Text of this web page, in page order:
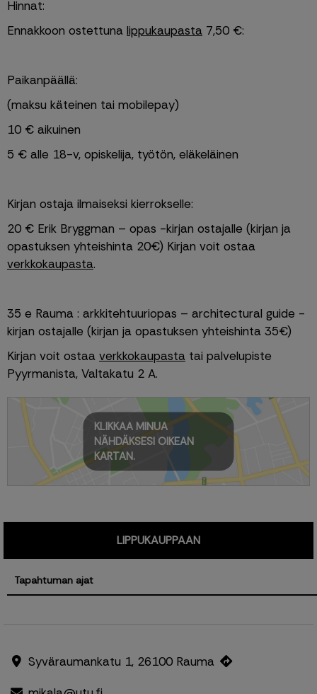
Hinnat:
Ennakkoon ostettuna lippukaupasta 7,50 €:
Paikanpäällä:
(maksu käteinen tai mobilepay)
10 € aikuinen
5 € alle 18-v, opiskelija, työtön, eläkeläinen
Kirjan ostaja ilmaiseksi kierrokselle:
20 € Erik Bryggman – opas -kirjan ostajalle (kirjan ja
verkkokaupasta.
35 e Rauma : arkkitehtuuriopas – architectural guide -
kirjan ostajalle (kirjan ja opastuksen yhteishinta 35€)
Kirjan voit ostaa verkkokaupasta tai palvelupiste
Pyyrmanista, Valtakatu 2 A.
KLIKKAA MINUA
NÄHDÄKSESI OIKEAN
KARTAN.
LIPPUKAUPPAAN
Tapahtuman ajat
Syväraumankatu 1, 26100 Rauma